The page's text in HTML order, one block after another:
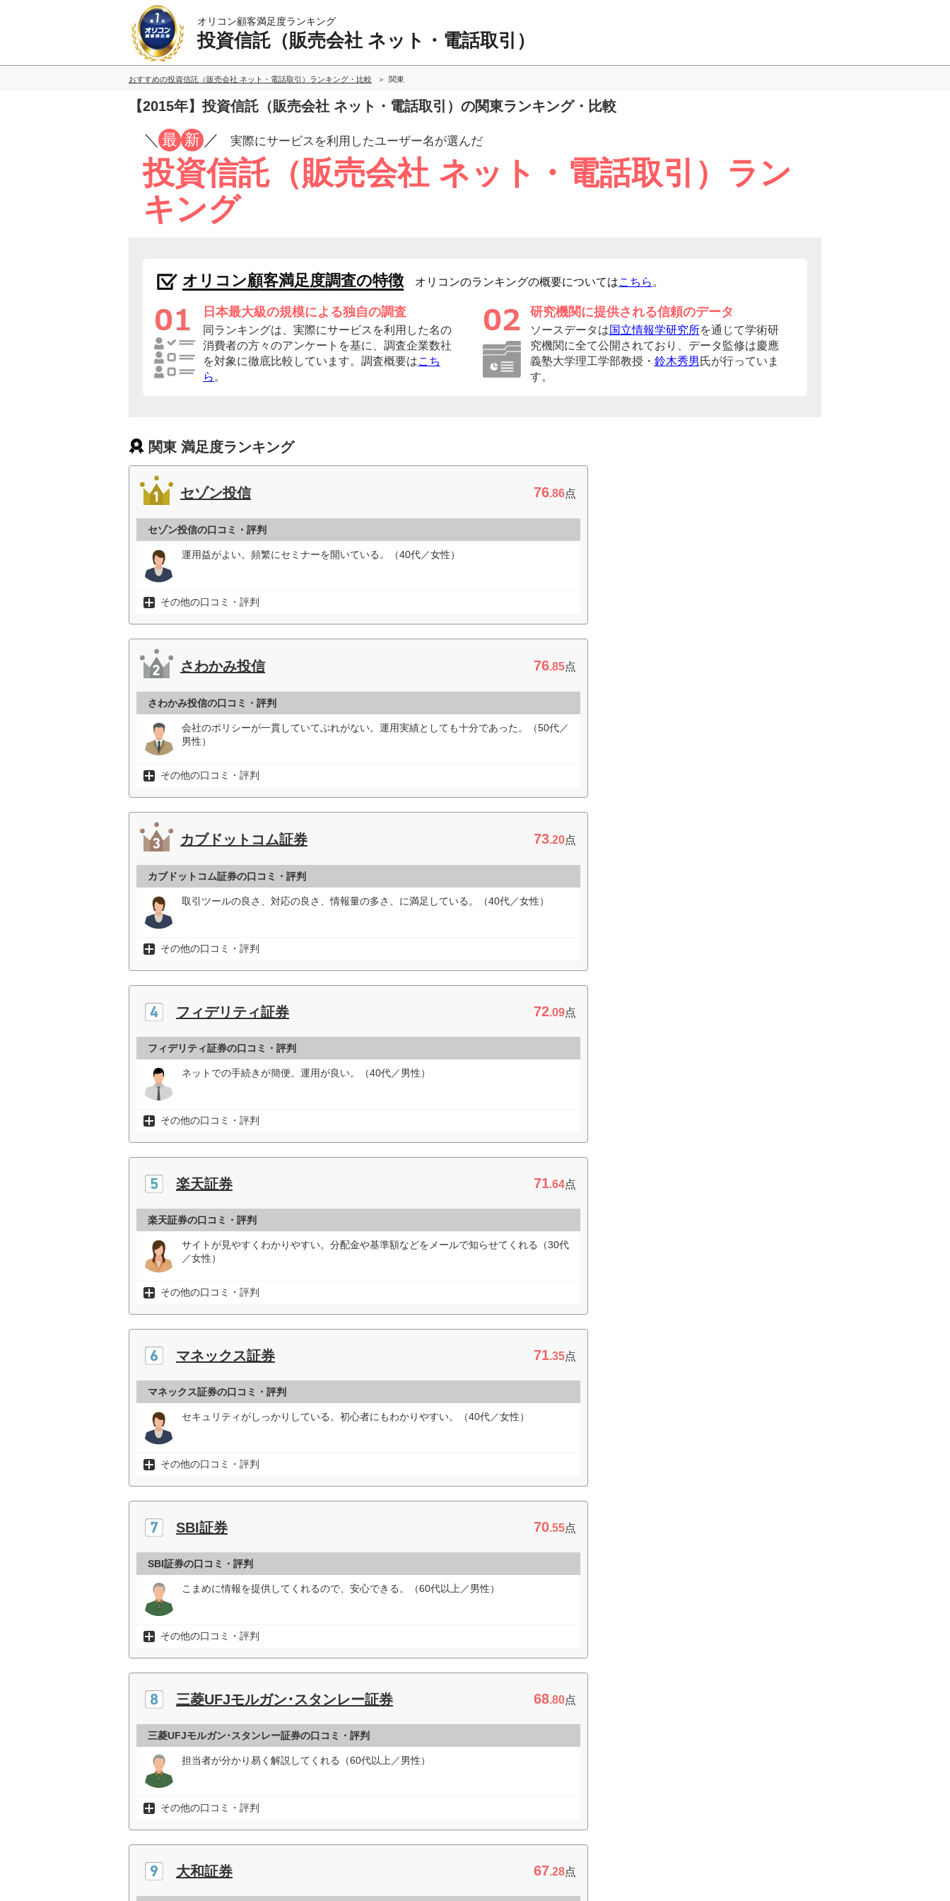
オリコン顧客満足度ランキング
投資信託（販売会社 ネット・電話取引）
おすすめの投資信託（販売会社 ネット・電話取引）ランキング・比較 関東
【2015年】投資信託（販売会社 ネット・電話取引）の関東ランキング・比較
／ 最 新 ／ 実際にサービスを利用したユーザー名が選んだ
投資信託（販売会社 ネット・電話取引）ラン
キング
オリコン顧客満足度調査の特徴 オリコンのランキングの概要についてはこちら 。
日本最大級の規模による独自の調査
同ランキングは、実際にサービスを利用した名の
消費者の方々のアンケートを基に、調査企業数社
を対象に徹底比較しています。調査概要はこち
ら 。
研究機関に提供される信頼のデータ
ソースデータは国立情報学研究所を通じて学術研
究機関に全て公開されており、データ監修は慶應
義塾大学理工学部教授・ 鈴木秀男 氏が行っていま
す。
関東 満足度ランキング
セゾン投信 76.86点
セゾン投信の口コミ・評判
運用益がよい。頻繁にセミナーを開いている。（40代／女性）
その他の口コミ・評判
さわかみ投信 76.85点
さわかみ投信の口コミ・評判
会社のポリシーが一貫していてぶれがない。運用実績としても十分であった。（50代／
男性）
その他の口コミ・評判
カブドットコム証券 73.20点
カブドットコム証券の口コミ・評判
取引ツールの良さ、対応の良さ、情報量の多さ、に満足している。（40代／女性）
その他の口コミ・評判
フィデリティ証券 72.09点
フィデリティ証券の口コミ・評判
ネットでの手続きが簡便。運用が良い。（40代／男性）
その他の口コミ・評判
楽天証券 71.64点
楽天証券の口コミ・評判
サイトが見やすくわかりやすい。分配金や基準額などをメールで知らせてくれる（30代
／女性）
その他の口コミ・評判
マネックス証券 71.35点
マネックス証券の口コミ・評判
セキュリティがしっかりしている。初心者にもわかりやすい。（40代／女性）
その他の口コミ・評判
SBI証券 70.55点
SBI証券の口コミ・評判
こまめに情報を提供してくれるので、安心できる。（60代以上／男性）
その他の口コミ・評判
三菱UFJモルガン･スタンレー証券 68.80点
三菱UFJモルガン･スタンレー証券の口コミ・評判
担当者が分かり易く解説してくれる（60代以上／男性）
その他の口コミ・評判
大和証券 67.28点